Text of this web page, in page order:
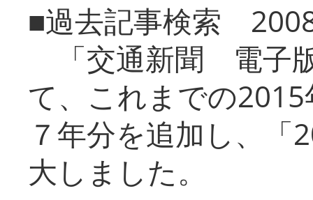
■過去記事検索
「交通新聞 電子
て、これまでの
７年分を追加し、「
大しまし